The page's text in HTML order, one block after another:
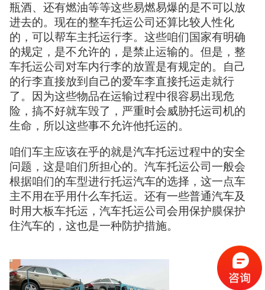
瓶酒、还有燃油等等这些易燃易爆的是不可以放
进去的。现在的整车托运公司还算比较人性化
的，可以帮车主托运行李。这些咱们国家有明确
的规定，是不允许的，是禁止运输的。但是，整
车托运公司对车内行李的放置是有规定的。自己
的行李直接放到自己的爱车李直接托运走就行
了。因为这些物品在运输过程中很容易出现危
险，搞不好就车毁了，严重时会威胁托运司机的
生命，所以这些事不允许他托运的。
咱们车主应该在乎的就是汽车托运过程中的安全
问题，这是咱们所担心的。汽车托运公司一般会
根据咱们的车型进行托运汽车的选择，这一点车
主不用在乎用什么车托运。还有一些普通汽车及
时用大板车托运，汽车托运公司会用保护膜保护
住汽车的，这也是一种防护措施。